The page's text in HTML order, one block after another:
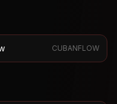
CUBANFLOW